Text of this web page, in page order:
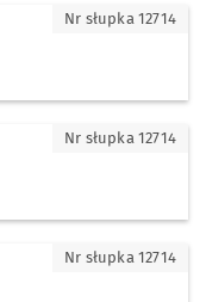
II
Nr słupka 12714
Nr słupka 12714
Obornicka
Nr słupka 12714